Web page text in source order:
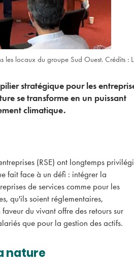
les locaux du groupe Sud Ouest. Crédits :
stratégique pour les
se transforme en un puissant
climatique.
(RSE) ont longtemps
fait face à un défi : intégrer la
de services comme pour les
qu'ils soient réglementaires,
du vivant offre des retours sur
que pour la gestion des actifs.
nature
SOCIÉTAL